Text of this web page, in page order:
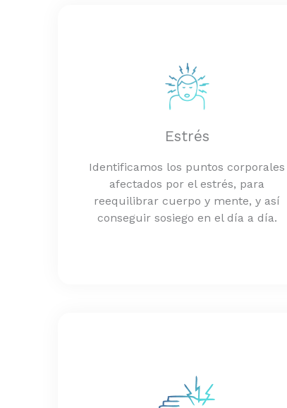
Estrés
Identificamos los puntos corporales
afectados por el estrés, para
reequilibrar cuerpo y mente, y así
conseguir sosiego en el día a día.